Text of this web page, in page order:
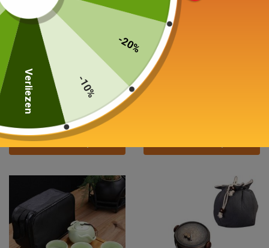
Klein reizen Theedienst
Glas en porselein 130 ml
Keuze van de opties
Kleine individuele theepot
-20%
-10%
Verliezen